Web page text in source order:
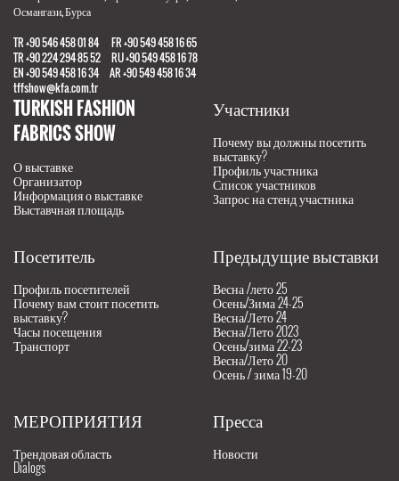
Османгази, Бурса
TR +90 546 458 01 84 FR +90 549 458 16 65
TR +90 224 294 85 52 RU +90 549 458 16 78
EN +90 549 458 16 34 AR +90 549 458 16 34
tffshow@kfa.com.tr
TURKISH FASHION
FABRICS SHOW
О выставке
Организатор
Информация о выставке
Выставчная площадь
Участники
Почему вы должны посетить
выставку?
Профиль участника
Список участников
Запрос на стенд участника
Посетитель
Профиль посетителей
Почему вам стоит посетить
выставку?
Часы посещения
Транспорт
Предыдущие выставки
Весна /лето 25
Осень/Зима 24-25
Весна/Лето 24
Весна/Лето 2023
Осень/зима 22-23
Весна/Лето 20
Осень / зима 19-20
МЕРОПРИЯТИЯ
Трендовая область
Dialogs
Пресса
Новости